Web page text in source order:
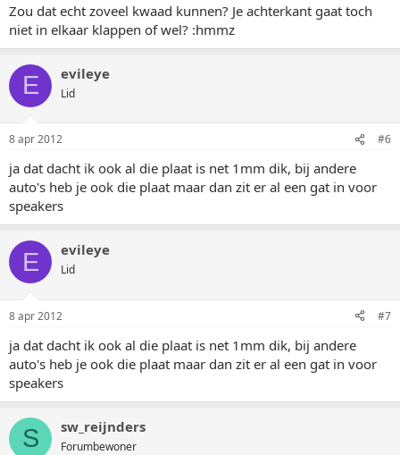
Zou dat echt zoveel kwaad kunnen? Je achterkant gaat toch
niet in elkaar klappen of wel? :hmmz
E evileye
Lid
8 apr 2012 #6
ja dat dacht ik ook al die plaat is net 1mm dik, bij andere
auto's heb je ook die plaat maar dan zit er al een gat in voor
speakers
E evileye
Lid
8 apr 2012 #7
ja dat dacht ik ook al die plaat is net 1mm dik, bij andere
auto's heb je ook die plaat maar dan zit er al een gat in voor
speakers
S sw_reijnders
Forumbewoner